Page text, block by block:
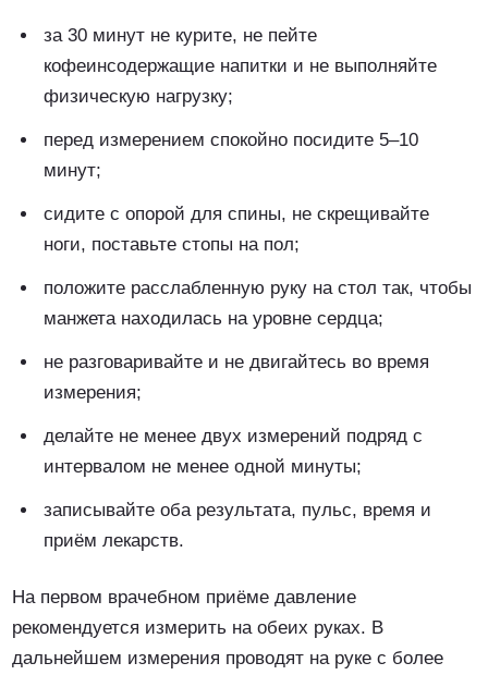
за 30 минут не курите, не пейте
кофеинсодержащие напитки и не выполняйте
физическую нагрузку;
перед измерением спокойно посидите 5–10
минут;
сидите с опорой для спины, не скрещивайте
ноги, поставьте стопы на пол;
положите расслабленную руку на стол так, чтобы
манжета находилась на уровне сердца;
не разговаривайте и не двигайтесь во время
измерения;
делайте не менее двух измерений подряд с
интервалом не менее одной минуты;
записывайте оба результата, пульс, время и
приём лекарств.
На первом врачебном приёме давление
рекомендуется измерить на обеих руках. В
дальнейшем измерения проводят на руке с более